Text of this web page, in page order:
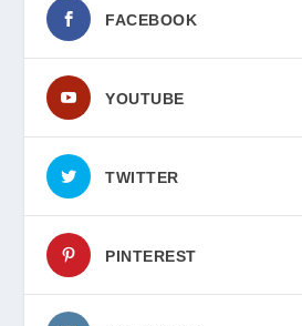
FACEBOOK
YOUTUBE
TWITTER
PINTEREST